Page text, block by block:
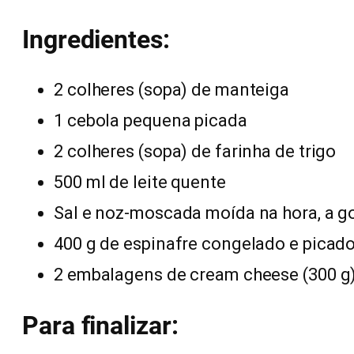
Ingredientes:
2 colheres (sopa) de manteiga
1 cebola pequena picada
2 colheres (sopa) de farinha de trigo
500 ml de leite quente
Sal e noz-moscada moída na hora, a
400 g de espinafre congelado e picado
2 embalagens de cream cheese (300 g)
Para finalizar: